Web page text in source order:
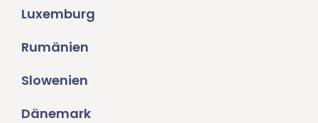
Luxemburg
Rumänien
Slowenien
Dänemark